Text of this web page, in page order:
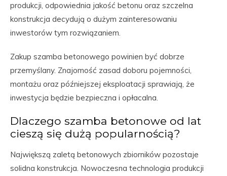
produkcji, odpowiednia jakość betonu oraz szczelna
konstrukcja decydują o dużym zainteresowaniu
inwestorów tym rozwiązaniem.
Zakup szamba betonowego powinien być dobrze
przemyślany. Znajomość zasad doboru pojemności,
montażu oraz późniejszej eksploatacji sprawiają, że
inwestycja będzie bezpieczna i opłacalna.
Dlaczego szamba betonowe od lat
cieszą się dużą popularnością?
Największą zaletą betonowych zbiorników pozostaje
solidna konstrukcja. Nowoczesna technologia produkcji